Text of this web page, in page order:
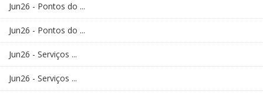
Jun26 - Pontos do ...
Jun26 - Pontos do ...
Jun26 - Serviços ...
Jun26 - Serviços ...